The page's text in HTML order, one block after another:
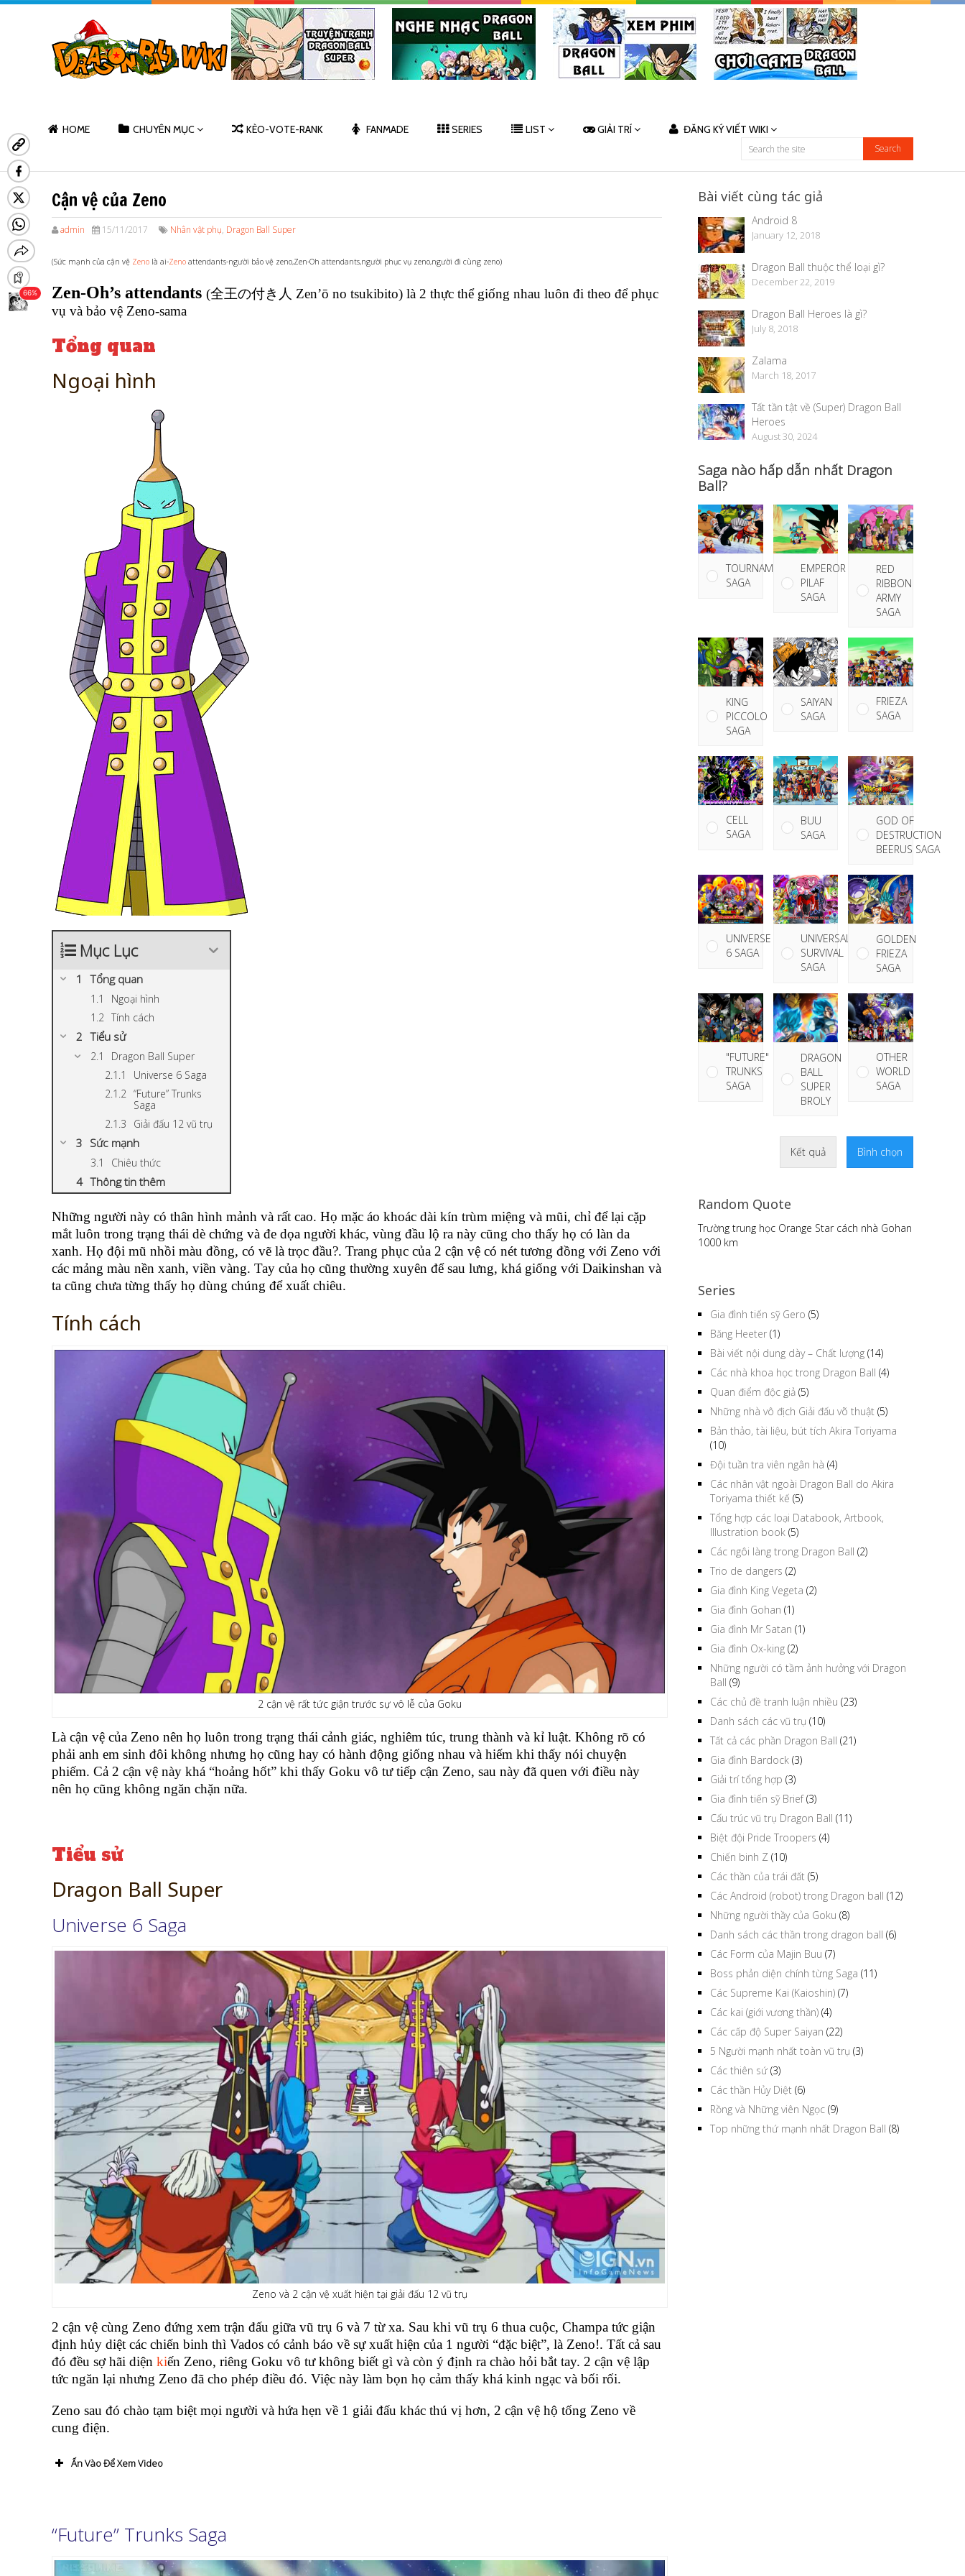
HOME CHUYÊN MỤC KÈO-VOTE-RANK FANMADE SERIES LIST GIẢI TRÍ ĐĂNG KÝ VIẾT WIKI
Cận vệ của Zeno
admin 15/11/2017 Nhân vật phụ, Dragon Ball Super
(Sức mạnh của cận vệ Zeno là ai-Zeno attendants-người bảo vệ zeno,Zen-Oh attendants,người phục vụ zeno,người đi cùng zeno)
Zen-Oh’s attendants (全王の付き人 Zen’ō no tsukibito) là 2 thực thể giống nhau luôn đi theo để phục
vụ và bảo vệ Zeno-sama
Tổng quan
Ngoại hình
Mục Lục
Tổng quan
Ngoại hình
Tính cách
Tiểu sử
Dragon Ball Super
Universe 6 Saga
“Future” Trunks
Saga
Giải đấu 12 vũ trụ
Sức mạnh
Chiêu thức
Thông tin thêm
Những người này có thân hình mảnh và rất cao. Họ mặc áo khoác dài kín trùm miệng và mũi, chỉ để lại cặp
mắt luôn trong trạng thái dè chứng và đe dọa người khác, vùng đầu lộ ra này cũng cho thấy họ có làn da
xanh. Họ đội mũ nhồi màu đồng, có vẽ là trọc đầu?. Trang phục của 2 cận vệ có nét tương đồng với Zeno với
các mảng màu nền xanh, viền vàng. Tay của họ cũng thường xuyên để sau lưng, khá giống với Daikinshan và
ta cũng chưa từng thấy họ dùng chúng để xuất chiêu.
Tính cách
2 cận vệ rất tức giận trước sự vô lễ của Goku
Là cận vệ của Zeno nên họ luôn trong trạng thái cảnh giác, nghiêm túc, trung thành và kỉ luật. Không rõ có
phải anh em sinh đôi không nhưng họ cũng hay có hành động giống nhau và hiếm khi thấy nói chuyện
phiếm. Cả 2 cận vệ này khá “hoảng hốt” khi thấy Goku vô tư tiếp cận Zeno, sau này đã quen với điều này
nên họ cũng không ngăn chặn nữa.
Tiểu sử
Dragon Ball Super
Universe 6 Saga
Zeno và 2 cận vệ xuất hiện tại giải đấu 12 vũ trụ
2 cận vệ cùng Zeno đứng xem trận đấu giữa vũ trụ 6 và 7 từ xa. Sau khi vũ trụ 6 thua cuộc, Champa tức giận
định hủy diệt các chiến binh thì Vados có cảnh báo về sự xuất hiện của 1 người “đặc biệt”, là Zeno!. Tất cả sau
đó đều sợ hãi diện kiến Zeno, riêng Goku vô tư không biết gì và còn ý định ra chào hỏi bắt tay. 2 cận vệ lập
tức ngăn lại nhưng Zeno đã cho phép điều đó. Việc này làm bọn họ cảm thấy khá kinh ngạc và bối rối.
Zeno sau đó chào tạm biệt mọi người và hứa hẹn về 1 giải đấu khác thú vị hơn, 2 cận vệ hộ tống Zeno về
cung điện.
Ấn Vào Để Xem Video
“Future” Trunks Saga
Bài viết cùng tác giả
Android 8
January 12, 2018
Dragon Ball thuộc thể loại gì?
December 22, 2019
Dragon Ball Heroes là gì?
July 8, 2018
Zalama
March 18, 2017
Tất tần tật về (Super) Dragon Ball
Heroes
August 30, 2024
Saga nào hấp dẫn nhất Dragon
Ball?
TOURNAMENT
SAGA
EMPEROR
PILAF
SAGA
RED
RIBBON
ARMY
SAGA
KING
PICCOLO
SAGA
SAIYAN
SAGA
FRIEZA
SAGA
CELL
SAGA
BUU
SAGA
GOD OF
DESTRUCTION
BEERUS SAGA
UNIVERSE
6 SAGA
UNIVERSAL
SURVIVAL
SAGA
GOLDEN
FRIEZA
SAGA
"FUTURE"
TRUNKS
SAGA
DRAGON
BALL
SUPER
BROLY
OTHER
WORLD
SAGA
Kết quả Bình chọn
Random Quote
Trường trung học Orange Star cách nhà Gohan
1000 km
Series
Gia đình tiến sỹ Gero (5)
Băng Heeter (1)
Bài viết nội dung dày – Chất lượng (14)
Các nhà khoa học trong Dragon Ball (4)
Quan điểm độc giả (5)
Những nhà vô địch Giải đấu võ thuật (5)
Bản thảo, tài liệu, bút tích Akira Toriyama
(10)
Đội tuần tra viên ngân hà (4)
Các nhân vật ngoài Dragon Ball do Akira
Toriyama thiết kế (5)
Tổng hợp các loại Databook, Artbook,
Illustration book (5)
Các ngôi làng trong Dragon Ball (2)
Trio de dangers (2)
Gia đình King Vegeta (2)
Gia đình Gohan (1)
Gia đình Mr Satan (1)
Gia đình Ox-king (2)
Những người có tầm ảnh hưởng với Dragon
Ball (9)
Các chủ đề tranh luận nhiều (23)
Danh sách các vũ trụ (10)
Tất cả các phần Dragon Ball (21)
Gia đình Bardock (3)
Giải trí tổng hợp (3)
Gia đình tiến sỹ Brief(3)
Cấu trúc vũ trụ Dragon Ball (11)
Biệt đội Pride Troopers (4)
Chiến binh Z (10)
Các thần của trái đất (5)
Các Android (robot) trong Dragon ball (12)
Những người thầy của Goku (8)
Danh sách các thần trong dragon ball (6)
Các Form của Majin Buu (7)
Boss phản diện chính từng Saga (11)
Các Supreme Kai (Kaioshin) (7)
Các kai (giới vương thần) (4)
Các cấp độ Super Saiyan (22)
5 Người mạnh nhất toàn vũ trụ (3)
Các thiên sứ (3)
Các thần Hủy Diệt (6)
Rồng và Những viên Ngọc (9)
Top những thứ mạnh nhất Dragon Ball (8)